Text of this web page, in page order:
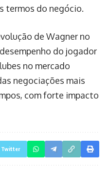
termos do negócio.
de Wagner no
do jogador
no mercado
negociações mais
com forte impacto
Twitter